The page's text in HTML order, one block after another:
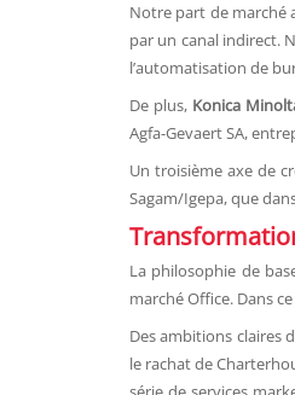
Notre part de marché
par un canal indirect.
l’automatisation de
De plus, Konica
Agfa-Gevaert SA,
Un troisième axe de
Sagam/Igepa, que
La philosophie de
marché Office. Dans
Des ambitions claires
le rachat de